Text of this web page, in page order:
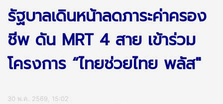
รัฐบาลเดินหน้าลดภาระค่าครอง
ชีพ ดัน MRT 4 สาย เข้าร่วม
โครงการ “ไทยช่วยไทย พลัส"
30 พ.ค. 2569, 15:02